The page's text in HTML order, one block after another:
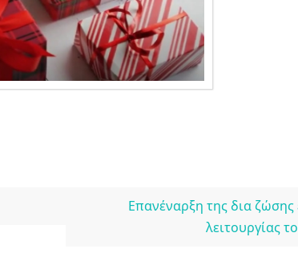
Επανέναρξη της δια ζώσης
λειτουργίας